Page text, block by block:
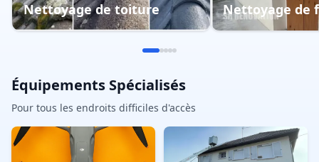
Nettoyage de toiture Nettoyage de
Équipements Spécialisés
Pour tous les endroits difficiles d'accès